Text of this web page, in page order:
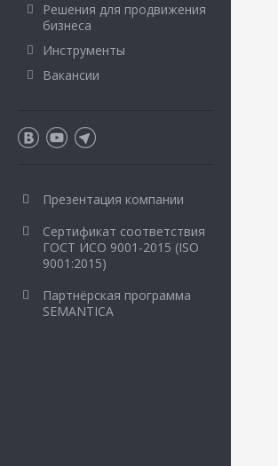
Решения для продвижения
бизнеса
Инструменты
Вакансии
Презентация компании
Сертификат соответствия
ГОСТ ИСО 9001-2015 (ISO
9001:2015)
Партнёрская программа
SEMANTICA